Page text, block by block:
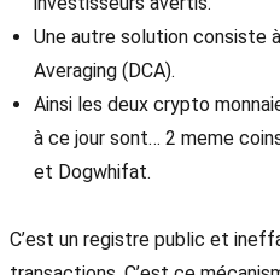
Une autre solution consiste
Averaging (DCA).
Ainsi les deux crypto
à ce jour sont… 2 meme
et Dogwhifat.
C’est un registre public et